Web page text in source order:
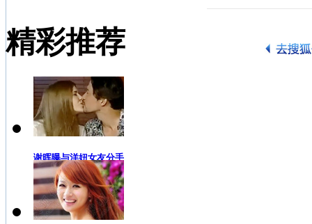
精彩推荐
谢晖曝与洋妞女友分手